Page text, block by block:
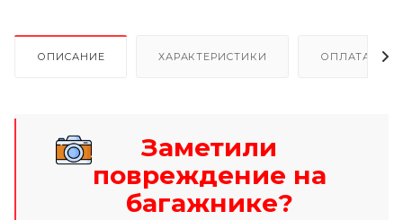
ОПИСАНИЕ ХАРАКТЕРИСТИКИ ОПЛАТА И
Заметили
повреждение на
багажнике?